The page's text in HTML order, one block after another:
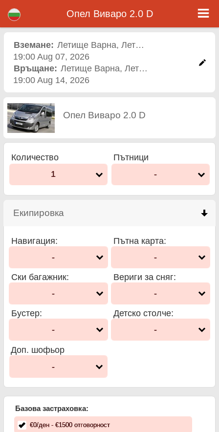
застраховка (без депозит), неограничен пробег, безплатни детски седалки, безплатни допълнителни шофьори,
гарантирани ниски цени за наем на коли.Опел Виваро 2.0 D
Вземане: Летище Варна, Летище
19:00 Aug 07, 2026
Връщане: Летище Варна, Летище
19:00 Aug 14, 2026
Опел Виваро 2.0 D
Количество
1
Пътници
-
Екипировка
Навигация:
-
Пътна карта:
-
Ски багажник:
-
Вериги за сняг:
-
Бустер:
-
Детско столче:
-
Доп. шофьор
-
Базова застраховка:
€0/ден- €1500отговорност